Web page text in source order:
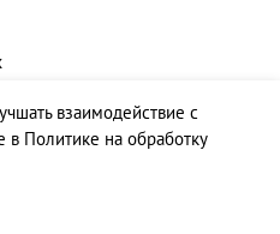
взаимодействие с
Политике на обработку